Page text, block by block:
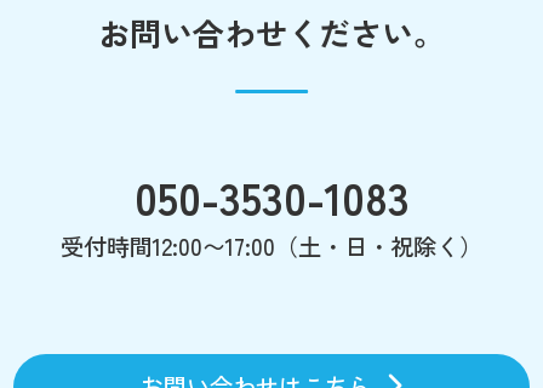
お問い合わせください。
050-3530-1083
受付時間12:00〜17:00（土・日・祝除く）